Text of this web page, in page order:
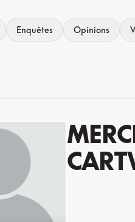
Enquêtes Opinions